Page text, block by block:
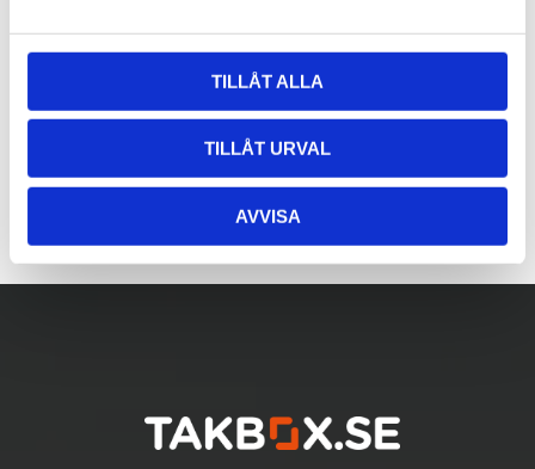
TILLÅT ALLA
TILLÅT URVAL
AVVISA